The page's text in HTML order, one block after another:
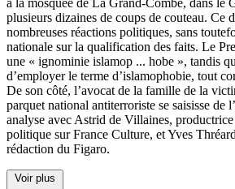
à la mosquée de La Grand-Combe, dans le
plusieurs dizaines de coups de couteau. Ce
nombreuses réactions politiques, sans
nationale sur la qualification des faits. Le
une « ignominie islamop ... hobe », tandis
d’employer le terme d’islamophobie, tout
De son côté, l’avocat de la famille de la
parquet national antiterroriste se saisisse de
analyse avec Astrid de Villaines,
politique sur France Culture, et Yves
rédaction du Figaro.
Voir plus